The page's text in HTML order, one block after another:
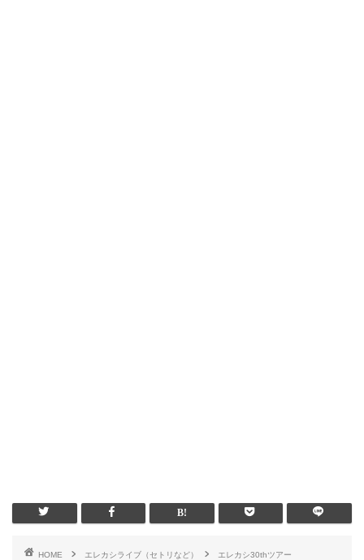
HOME エレカシライブ（セトリなど）
エレカシ30thツアー